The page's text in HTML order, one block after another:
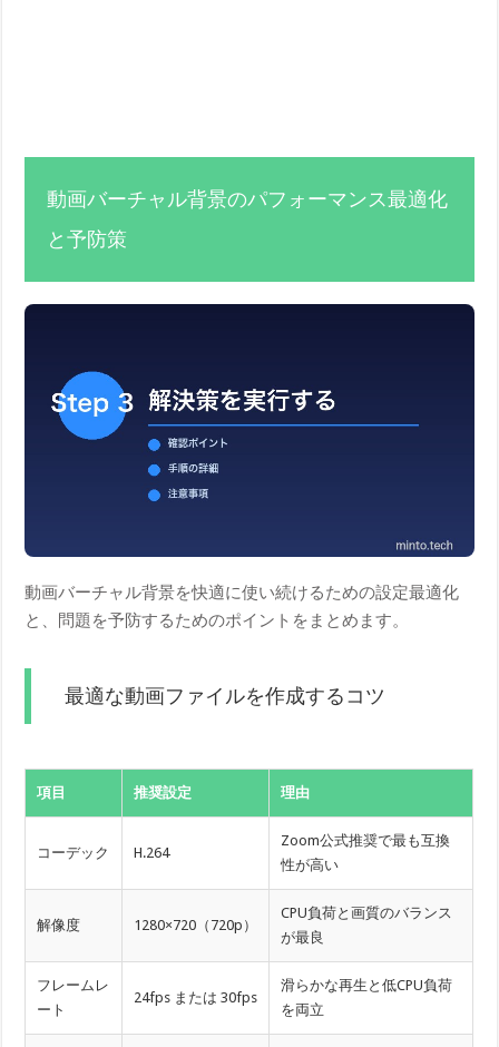
動画バーチャル背景のパフォーマンス最適化
と予防策
動画バーチャル背景を快適に使い続けるための設定最適化
と、問題を予防するためのポイントをまとめます。
最適な動画ファイルを作成するコツ
項目 推奨設定 理由
コーデック H.264
Zoom公式推奨で最も互換
性が高い
解像度 1280×720（720p）
CPU負荷と画質のバランス
が最良
フレームレ
ート
24fps または 30fps
滑らかな再生と低CPU負荷
を両立